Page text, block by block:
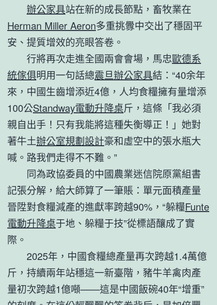
辦公家具站在新的成長節點，畜牧業在
Herman Miller Aeron多重挑釁中交出了穩固平
安、提質增效的亮眼答卷。
行將再次走進全國兩會會場，馬忠歐德系
統傢俱明用一句話總震旦辦公家具結：“40余年
來，中國生齒增添近4億，人均食糧擁有量增添
100公Standway電動升降桌斤，這條「我必須
親自出手！只有我能將這種失衡導正！」她對
著牛土辦公室規劃設計豪和虛空中的張水瓶大
喊。路我們走得不不難。”
同為政協委員的中國農業迷信院原黨組書
記張分解，給大師算了一筆賬：單元面積產量
晉陞對食糧減產的進獻率跨越90%，“躲糧Funte
電動升降桌于地、躲糧于技”從標語釀成了實
際。
2025年，中國食糧總產量再次跨越1.4萬億
斤，持續兩年站穩這一新臺階，豬牛羊禽肉產
量初次跨越1億噸——這是中國飯碗40年“增重”